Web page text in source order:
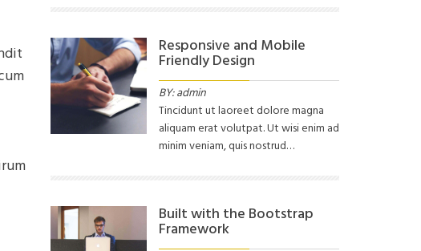
Responsive and Mobile
Friendly Design
BY: admin
Tincidunt ut laoreet dolore magna
aliquam erat volutpat. Ut wisi enim ad
minim veniam, quis nostrud…
Built with the Bootstrap
Framework